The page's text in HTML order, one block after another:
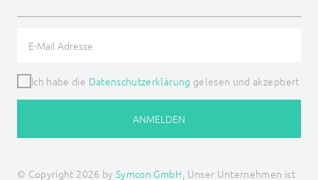
Ich habe die Datenschutzerklärung gelesen und akzeptiert
ANMELDEN
© Copyright 2026 by Symcon GmbH, Unser Unternehmen ist